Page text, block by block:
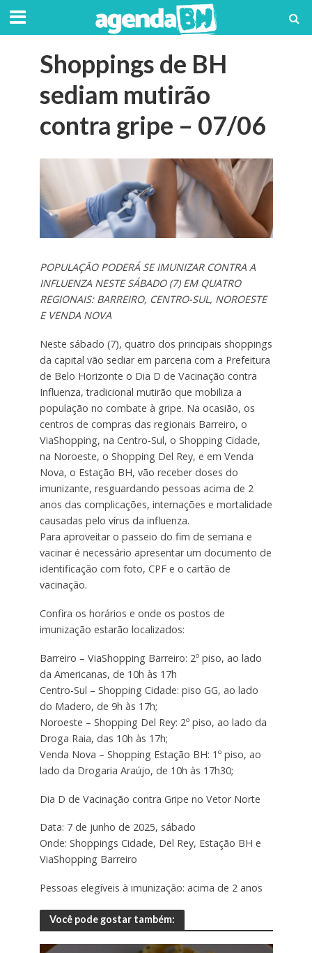
Shoppings de BH
sediam mutirão
contra gripe – 07/06
POPULAÇÃO PODERÁ SE IMUNIZAR CONTRA A
INFLUENZA NESTE SÁBADO (7) EM QUATRO
REGIONAIS: BARREIRO, CENTRO-SUL, NOROESTE
E VENDA NOVA
Neste sábado (7), quatro dos principais shoppings
da capital vão sediar em parceria com a Prefeitura
de Belo Horizonte o Dia D de Vacinação contra
Influenza, tradicional mutirão que mobiliza a
população no combate à gripe. Na ocasião, os
centros de compras das regionais Barreiro, o
ViaShopping, na Centro-Sul, o Shopping Cidade,
na Noroeste, o Shopping Del Rey, e em Venda
Nova, o Estação BH, vão receber doses do
imunizante, resguardando pessoas acima de 2
anos das complicações, internações e mortalidade
causadas pelo vírus da influenza.
Para aproveitar o passeio do fim de semana e
vacinar é necessário apresentar um documento de
identificação com foto, CPF e o cartão de
vacinação.
Confira os horários e onde os postos de
imunização estarão localizados:
Barreiro – ViaShopping Barreiro: 2º piso, ao lado
da Americanas, de 10h às 17h
Centro-Sul – Shopping Cidade: piso GG, ao lado
do Madero, de 9h às 17h;
Noroeste – Shopping Del Rey: 2º piso, ao lado da
Droga Raia, das 10h às 17h;
Venda Nova – Shopping Estação BH: 1º piso, ao
lado da Drogaria Araújo, de 10h às 17h30;
Dia D de Vacinação contra Gripe no Vetor Norte
Data: 7 de junho de 2025, sábado
Onde: Shoppings Cidade, Del Rey, Estação BH e
ViaShopping Barreiro
Pessoas elegíveis à imunização: acima de 2 anos
Você pode gostar também: